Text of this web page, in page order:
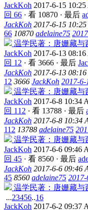
JackKoh 2017-6-15
回 66 · 看 10870 · 最后
JackKoh 2017-6-15
66 10870 adelaine75
温学民著：唐姗藏与
JackKoh 2017-6-13
回 12 · 看 3666 · 最后
JackKoh 2017-6-13
12 3666 JackKoh 2017-
温学民著：唐姗藏与
JackKoh 2017-6-8 10:34
回 112 · 看 13788 · 最后
JackKoh 2017-6-8 10:34
112 13788 adelaine75
温学民著：唐姗藏与
JackKoh 2017-6-6 09:46
回 45 · 看 8560 · 最后
JackKoh 2017-6-6 09:46
45 8560 adelaine75
温学民著：唐姗藏与
...23456..16
JackKoh 2017-6-2 09:37